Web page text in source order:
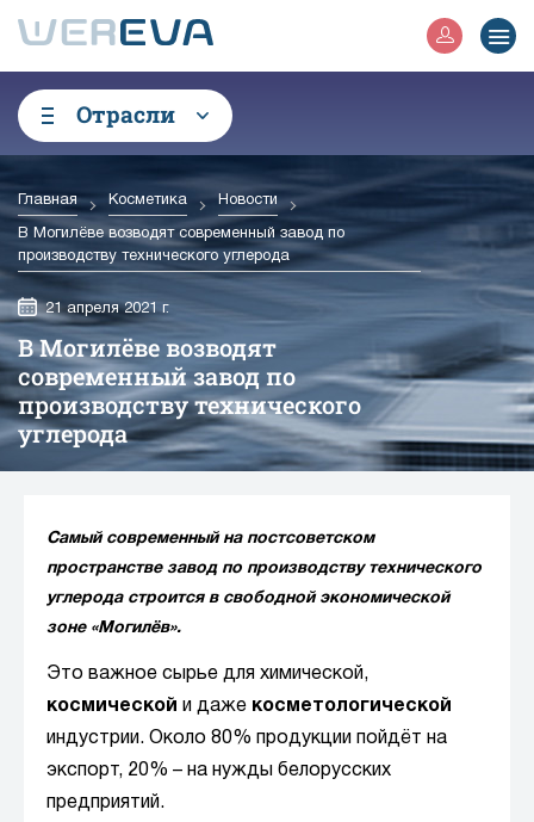
Отрасли
Главная Косметика Новости
В Могилёве возводят современный завод по
производству технического углерода
21 апреля 2021 г.
В Могилёве возводят
современный завод по
производству технического
углерода
Самый современный на постсоветском
пространстве завод по производству технического
углерода строится в свободной экономической
зоне «Могилёв».
Это важное сырье для химической,
космической
и даже косметологической
индустрии. Около 80% продукции пойдёт на
экспорт, 20% – на нужды белорусских
предприятий.